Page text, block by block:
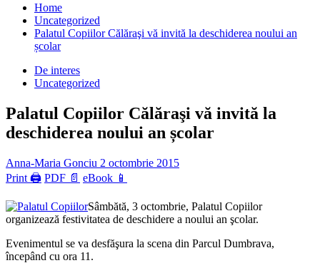
Home
Uncategorized
Palatul Copiilor Călăraşi vă invită la deschiderea noului an
școlar
De interes
Uncategorized
Palatul Copiilor Călăraşi vă invită la
deschiderea noului an școlar
Anna-Maria Gonciu 2 octombrie 2015
Print 🖨 PDF 📄 eBook 📱
Sâmbătă, 3 octombrie, Palatul Copiilor
organizează festivitatea de deschidere a noului an şcolar.
Evenimentul se va desfăşura la scena din Parcul Dumbrava,
începând cu ora 11.